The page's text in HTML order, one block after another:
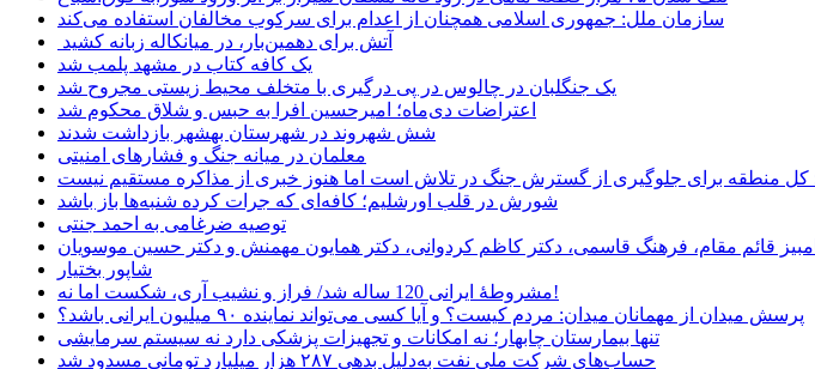
سازمان ملل: جمهوری اسلامی همچنان از اعدام برای سرکوب مخالفان استفاده می‌کند
آتش برای دهمین‌بار، در میانکاله زبانه کشید
یک کافه کتاب در مشهد پلمب شد
یک جنگلبان در چالوس در پی درگیری با متخلف محیط زیستی مجروح شد
اعتراضات دی‌ماه؛ امیرحسین افرا به حبس و شلاق محکوم شد
شش شهروند در شهرستان بهشهر بازداشت شدند
معلمان در میانه جنگ و فشارهای امنیتی
منطقه برای جلوگیری از گسترش جنگ در تلاش است اما هنوز خبری از مذاکره مستقیم نیست
شورش در قلب اورشلیم؛ کافه‌ای که جرات کرده شنبه‌ها باز باشد
توصیه ضرغامی به احمد جنتی
قائم مقام، فرهنگ قاسمی، دکتر کاظم کردوانی، دکتر همایون مهمنش و دکتر حسین موسویان
شاپور بختیار
مشروطۀ ایرانی 120 ساله شد/ فراز و نشیب آری، شکست اما نه!
پرسش میدان از مهمانان میدان: مردم کیست؟ و آیا کسی می‌تواند نماینده ۹۰ میلیون ایرانی باشد؟
تنها بیمارستان چابهار؛ نه امکانات و تجهیزات پزشکی دارد نه سیستم سرمایشی
حساب‌های شرکت ملی نفت به‌دلیل بدهی ۲۸۷ هزار میلیارد تومانی مسدود شد